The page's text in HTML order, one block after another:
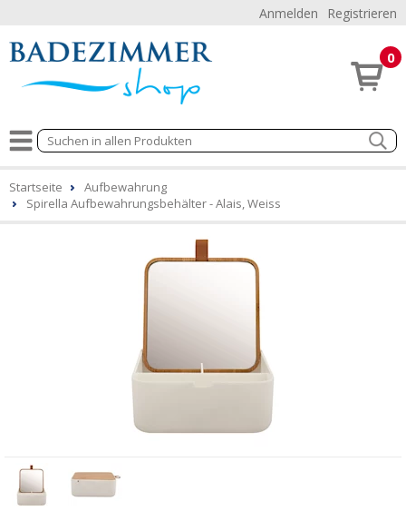
Anmelden Registrieren
0
Startseite
Aufbewahrung
Spirella Aufbewahrungsbehälter - Alais, Weiss